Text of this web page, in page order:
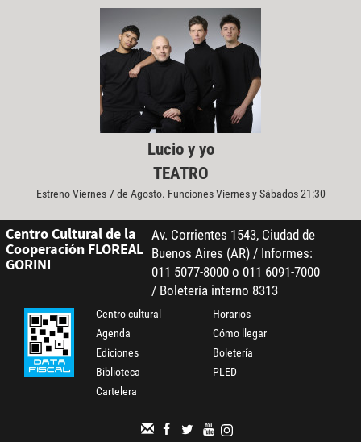
Lucio y yo
TEATRO
Estreno Viernes 7 de Agosto. Funciones Viernes y Sábados 21:30
Centro Cultural de la
Cooperación FLOREAL
GORINI
Av. Corrientes 1543, Ciudad de
Buenos Aires (AR) / Informes:
011 5077-8000 o 011 6091-7000
/ Boletería interno 8313
Centro cultural
Agenda
Ediciones
Biblioteca
Cartelera
Horarios
Cómo llegar
Boletería
PLED